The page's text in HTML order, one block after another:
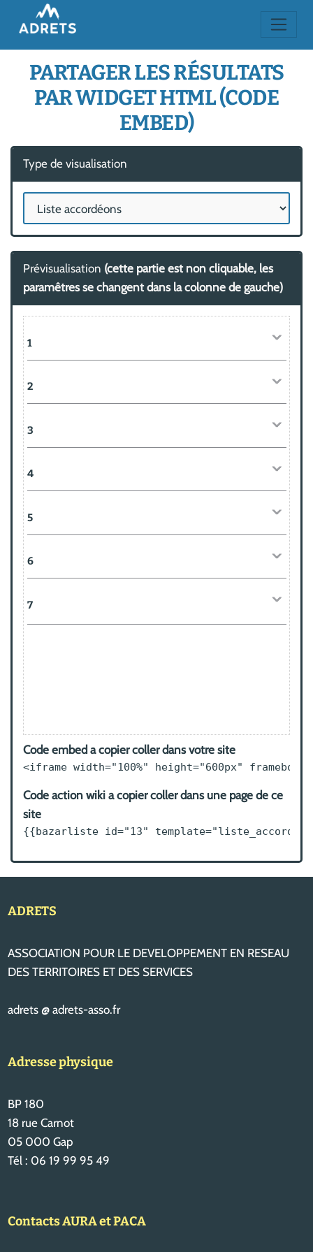
PARTAGER LES RÉSULTATS
PAR WIDGET HTML (CODE
EMBED)
Type de visualisation
Prévisualisation (cette partie est non cliquable, les
paramêtres se changent dans la colonne de gauche)
Code embed a copier coller dans votre site
<iframe width="100%" height="600px"
Code action wiki a copier coller dans une page de ce
site
{{bazarliste id="13"
ADRETS
ASSOCIATION POUR LE DEVELOPPEMENT EN RESEAU
DES TERRITOIRES ET DES SERVICES
adrets @ adrets-asso.fr
Adresse physique
BP 180
18 rue Carnot
05 000 Gap
Tél : 06 19 99 95 49
Contacts AURA et PACA